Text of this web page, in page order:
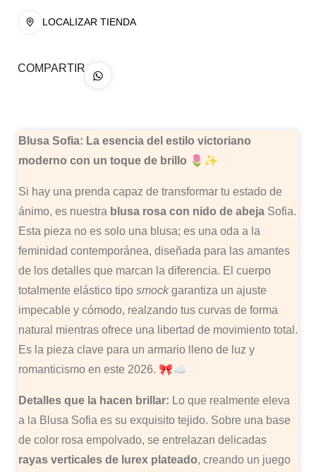
LOCALIZAR TIENDA
COMPARTIR
Blusa Sofia: La esencia del estilo victoriano
moderno con un toque de brillo 🌷✨
Si hay una prenda capaz de transformar tu estado de
ánimo, es nuestra blusa rosa con nido de abeja Sofia.
Esta pieza no es solo una blusa; es una oda a la
feminidad contemporánea, diseñada para las amantes
de los detalles que marcan la diferencia. El cuerpo
totalmente elástico tipo smockgarantiza un ajuste
impecable y cómodo, realzando tus curvas de forma
natural mientras ofrece una libertad de movimiento total.
Es la pieza clave para un armario lleno de luz y
romanticismo en este 2026. 🎀☁️
Detalles que la hacen brillar: Lo que realmente eleva
a la Blusa Sofia es su exquisito tejido. Sobre una base
de color rosa empolvado, se entrelazan delicadas
rayas verticales de lurex plateado, creando un juego